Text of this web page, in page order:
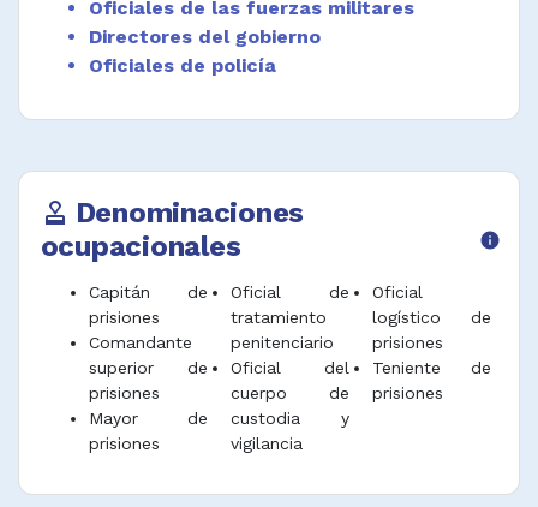
Desempeñar funciones afines.
Oficiales de las fuerzas militares
Directores del gobierno
Oficiales de policía
approval Denominaciones
ocupacionales
info
Capitán de
prisiones
Comandante
superior de
prisiones
Mayor de
prisiones
Oficial de
tratamiento
penitenciario
Oficial del
cuerpo de
custodia y
vigilancia
Oficial
logístico de
prisiones
Teniente de
prisiones